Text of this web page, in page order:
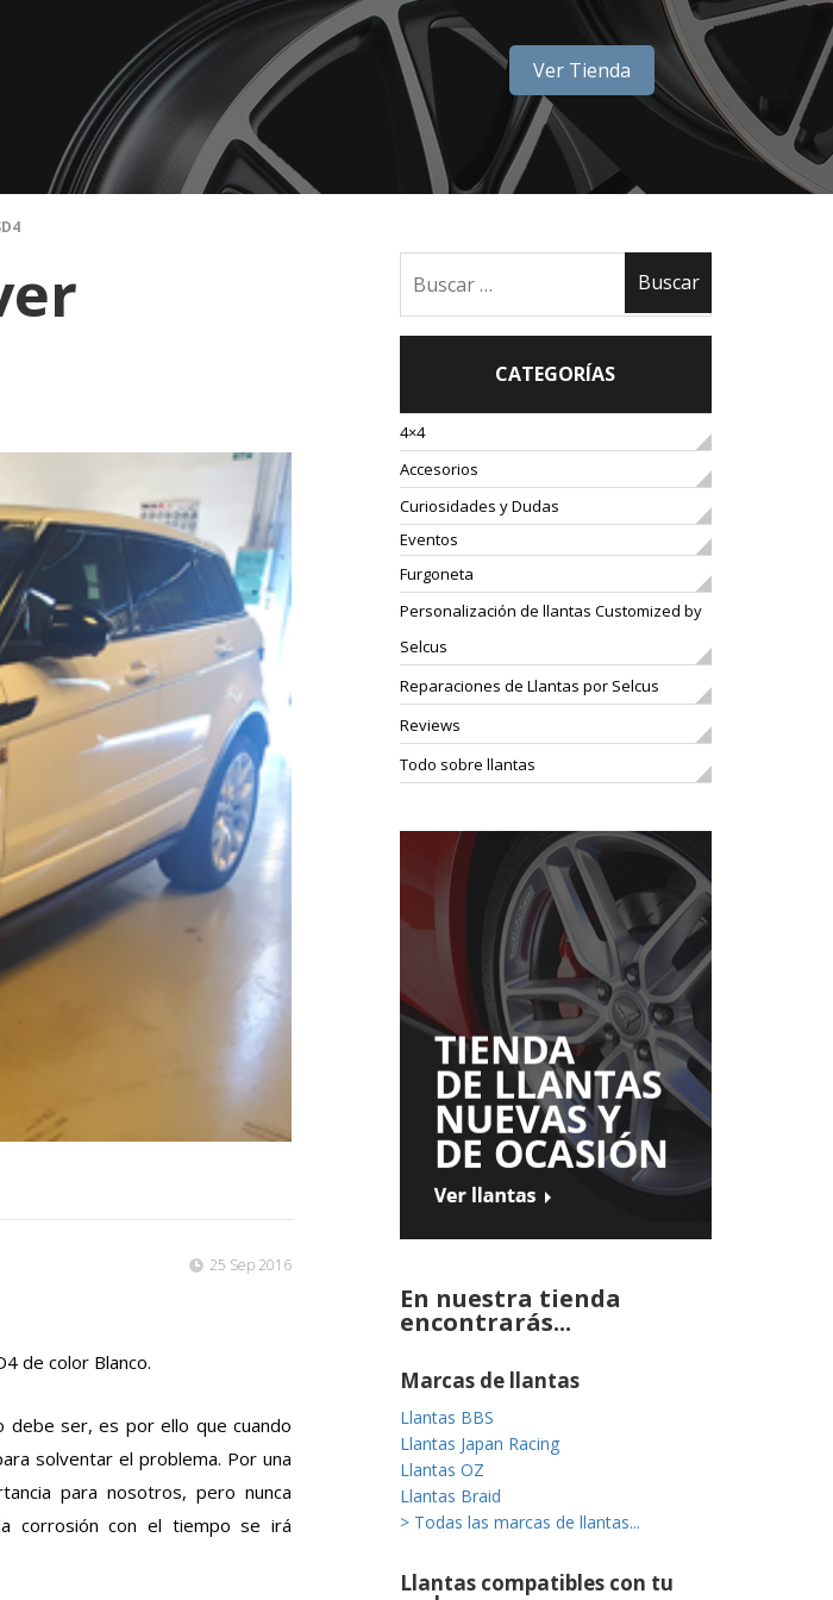
Ver Tienda
25 Sep 2016
de color Blanco.
debe ser, es por ello que cuando
solventar el problema. Por una
para nosotros, pero nunca
corrosión con el tiempo se irá
CATEGORÍAS
4×4
Accesorios
Curiosidades y Dudas
Eventos
Furgoneta
Personalización de llantas Customized by
Selcus
Reparaciones de Llantas por Selcus
Reviews
Todo sobre llantas
En nuestra tienda
encontrarás...
Marcas de llantas
Llantas BBS
Llantas Japan Racing
Llantas OZ
Llantas Braid
> Todas las marcas de llantas...
Llantas compatibles con tu